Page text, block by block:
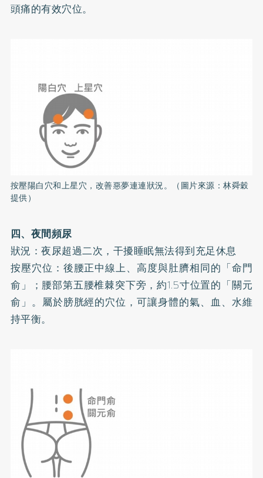
頭痛的有效穴位。
按壓陽白穴和上星穴，改善惡夢連連狀況。（圖片來源：林舜穀
提供）
四、夜間頻尿
狀況：夜尿超過二次，干擾睡眠無法得到充足休息
按壓穴位：後腰正中線上、高度與肚臍相同的「命門
俞」；腰部第五腰椎棘突下旁，約1.5寸位置的「關元
俞」。屬於膀胱經的穴位，可讓身體的氣、血、水維
持平衡。